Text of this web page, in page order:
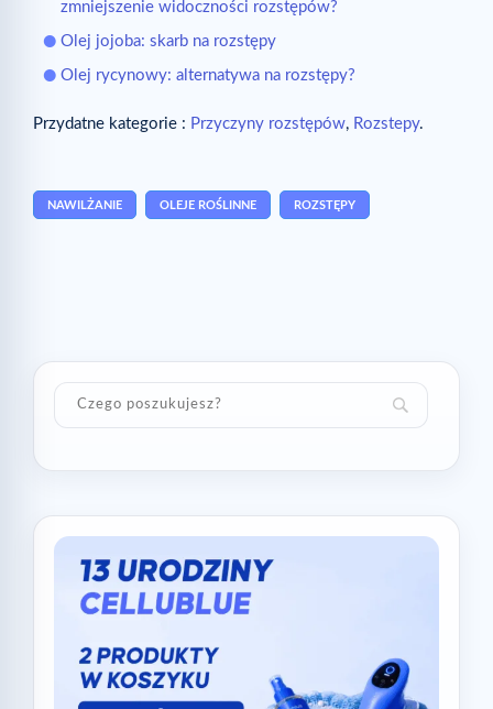
zmniejszenie widoczności rozstępów?
Olej jojoba: skarb na rozstępy
Olej rycynowy: alternatywa na rozstępy?
Przydatne kategorie : Przyczyny rozstępów, Rozstepy.
NAWILŻANIE OLEJE ROŚLINNE ROZSTĘPY